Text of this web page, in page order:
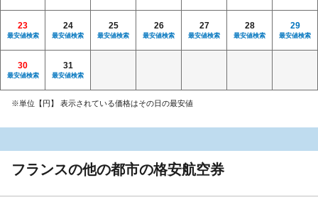
23
最安値検索
24
最安値検索
25
最安値検索
26
最安値検索
27
最安値検索
28
最安値検索
29
最安値検索
30
最安値検索
31
最安値検索
※単位【円】 表示されている価格はその日の最安値
フランスの他の都市の格安航空券